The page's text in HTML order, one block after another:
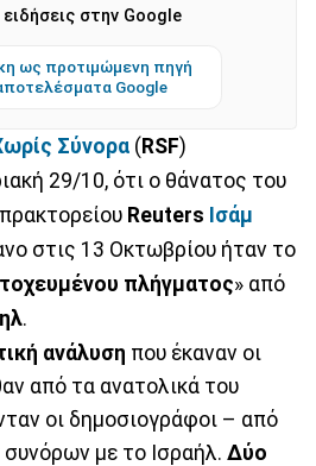
στην Google
ως προτιμώμενη πηγή
Google
Σύνορα (RSF)
29/10, ότι ο θάνατος του
Reuters Ισάμ
στις 13 Οκτωβρίου ήταν το
πλήγματος» από
.
ανάλυση που έκαναν οι
από τα ανατολικά του
οι δημοσιογράφοι – από
με το Ισραήλ. Δύο